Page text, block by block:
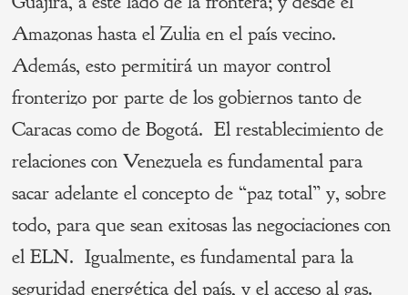
Amazonas hasta el Zulia en el país vecino.
Además, esto permitirá un mayor control
fronterizo por parte de los gobiernos tanto de
Caracas como de Bogotá. El restablecimiento de
relaciones con Venezuela es fundamental para
sacar adelante el concepto de “paz total” y, sobre
todo, para que sean exitosas las negociaciones con
el ELN. Igualmente, es fundamental para la
seguridad energética del país, y el acceso al gas.